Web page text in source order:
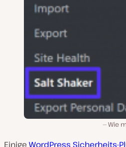
Wie
Einige WordPress Sicherheits-